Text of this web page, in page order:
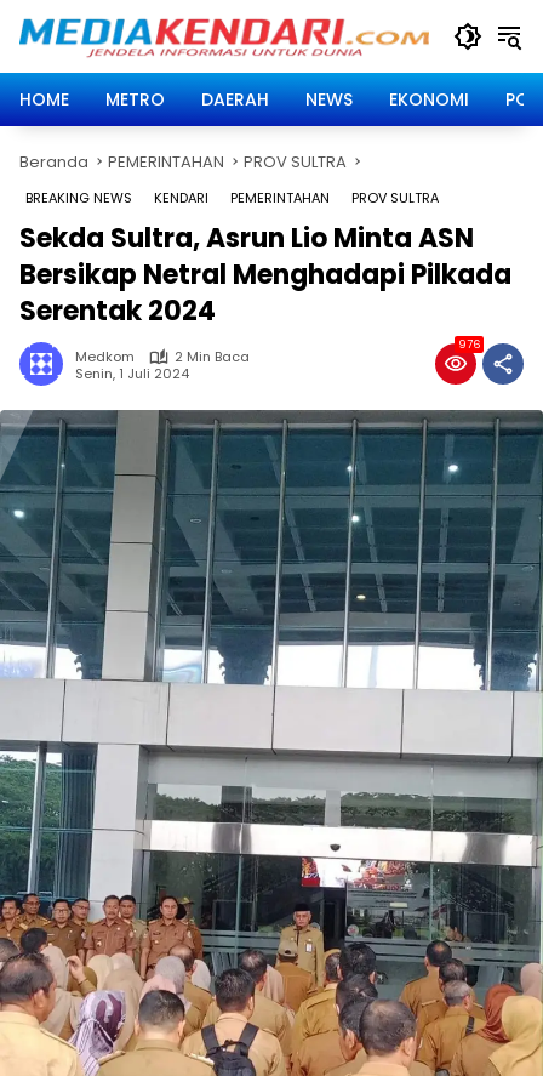
HOME
METRO DAERAH NEWS EKONOMI
Beranda PEMERINTAHAN PROV SULTRA
BREAKING NEWS KENDARI PEMERINTAHAN PROV SULTRA
Sekda Sultra, Asrun Lio Minta ASN
Bersikap Netral Menghadapi Pilkada
Serentak 2024
Medkom
2 Min Baca
Senin, 1 Juli 2024
976